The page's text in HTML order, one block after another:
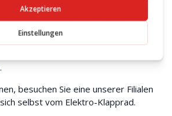
Fahrrad sucht und auf ein E-Bike
für den ist das Elektro-Klapprad
Produkt.
besuchen Sie eine unserer Filialen
selbst vom Elektro-Klapprad.